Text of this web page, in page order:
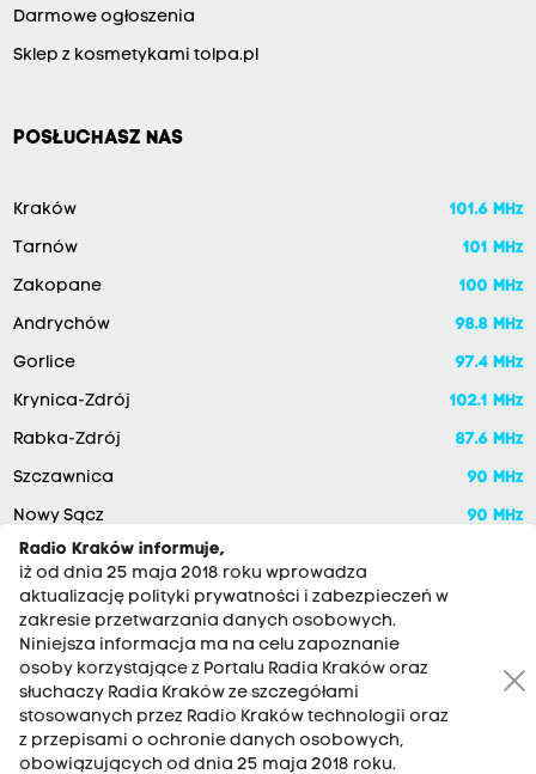
Darmowe ogłoszenia
Sklep z kosmetykami tolpa.pl
POSŁUCHASZ NAS
Kraków 101.6 MHz
Tarnów 101 MHz
Zakopane 100 MHz
Andrychów 98.8 MHz
Gorlice 97.4 MHz
Krynica-Zdrój 102.1 MHz
Rabka-Zdrój 87.6 MHz
Szczawnica 90 MHz
Nowy Sącz 90 MHz
RADIO KRAKÓW SA. Aleja Juliusza Słowackiego 22, 30-007
Kraków
Radio Kraków informuje,
iż od dnia 25 maja 2018 roku wprowadza
aktualizację polityki prywatności i zabezpieczeń w
zakresie przetwarzania danych osobowych.
Niniejsza informacja ma na celu zapoznanie
osoby korzystające z Portalu Radia Kraków oraz
słuchaczy Radia Kraków ze szczegółami
stosowanych przez Radio Kraków technologii oraz
z przepisami o ochronie danych osobowych,
obowiązujących od dnia 25 maja 2018 roku.